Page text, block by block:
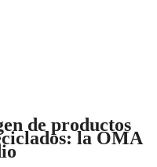
de productos
la OMA